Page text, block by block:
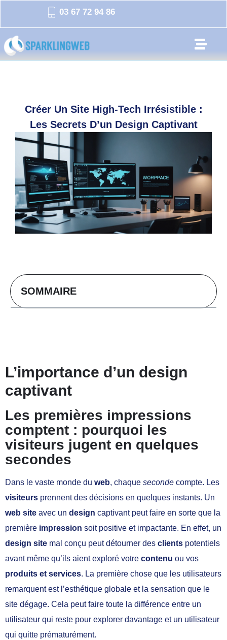
03 67 72 94 86
Créer Un Site High-Tech Irrésistible :
Les Secrets D’un Design Captivant
SOMMAIRE
L’importance d’un design
captivant
Les premières impressions
comptent : pourquoi les
visiteurs jugent en quelques
secondes
Dans le vaste monde du web, chaque seconde compte. Les
visiteurs prennent des décisions en quelques instants. Un
web site avec un design captivant peut faire en sorte que la
première impression soit positive et impactante. En effet, un
design site mal conçu peut détourner des clients potentiels
avant même qu’ils aient exploré votre contenu ou vos
produits et services. La première chose que les utilisateurs
remarquent est l’esthétique globale et la sensation que le
site dégage. Cela peut faire toute la différence entre un
utilisateur qui reste pour explorer davantage et un utilisateur
qui quitte prématurément.